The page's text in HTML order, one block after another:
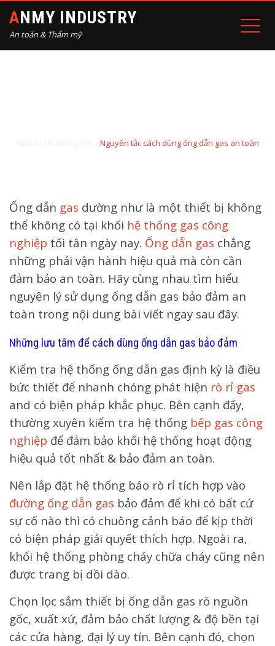
ANMY INDUSTRY
An toàn & Thẩm mỹ
Nguyên tắc cách dùng ống dẫn gas an toàn
Ống dẫn gas dường như là một thiết bị không
thể không có tại khối hệ thống gas công
nghiệp tối tân ngày nay. Ống dẫn gas chẳng
những phải vận hành hiệu quả mà còn cần
đảm bảo an toàn. Hãy cùng nhau tìm hiểu
nguyên lý sử dụng ống dẫn gas bảo đảm an
toàn trong nội dung bài viết ngay sau đây.
Những lưu tâm để cách dùng ống dẫn gas bảo đảm
Kiểm tra hệ thống ống dẫn gas định kỳ là điều
bức thiết để nhanh chóng phát hiện rò rỉ gas
and có biện pháp khắc phục. Bên cạnh đấy,
thường xuyên kiểm tra hệ thống bếp gas công
nghiệp để đảm bảo khối hệ thống hoạt động
hiệu quả tốt nhất & bảo đảm an toàn.
Nên lắp đặt hệ thống báo rò rỉ tích hợp vào
đường ống dẫn gas bảo đảm để khi có bất cứ
sự cố nào thì có chuông cảnh báo để kịp thời
có biện pháp giải quyết thích hợp. Ngoài ra,
khối hệ thống phòng cháy chữa cháy cũng nên
được trang bị dồi dào.
Chọn lọc sắm thiết bị ống dẫn gas rõ nguồn
gốc, xuất xứ, đảm bảo chất lượng & độ bền tại
các cửa hàng, đại lý uy tín. Bên cạnh đó, chọn